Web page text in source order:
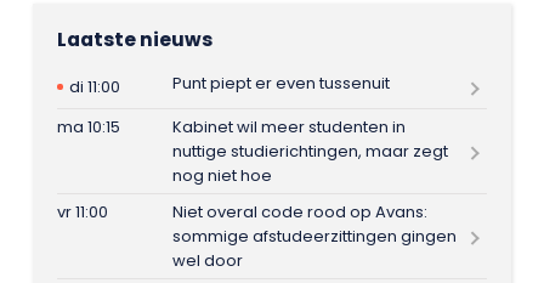
Laatste nieuws
di 11:00
Punt piept er even tussenuit
ma 10:15
Kabinet wil meer studenten in
nuttige studierichtingen, maar zegt
nog niet hoe
vr 11:00
Niet overal code rood op Avans:
sommige afstudeerzittingen gingen
wel door